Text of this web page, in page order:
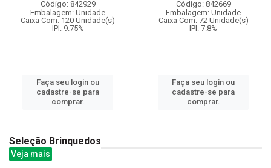
Código: 842929
Embalagem: Unidade
Caixa Com: 120 Unidade(s)
IPI: 9.75%
Faça seu login ou
cadastre-se para
comprar.
Código: 842669
Embalagem: Unidade
Caixa Com: 72 Unidade(s)
IPI: 7.8%
Faça seu login ou
cadastre-se para
comprar.
Seleção Brinquedos
Veja mais